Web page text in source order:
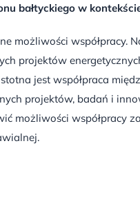
bałtyckiego w
możliwości współpracy.
projektów
jest współpraca
projektów, badań i
możliwości współpracy